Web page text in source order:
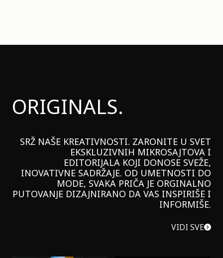
ORIGINALS.
SRŽ NAŠE KREATIVNOSTI. ZARONITE U SVET
EKSKLUZIVNIH MIKROSAJTOVA I
EDITORIJALA KOJI DONOSE SVEŽE,
INOVATIVNE SADRŽAJE. OD UMETNOSTI DO
MODE, SVAKA PRIČA JE ORGINALNO
PUTOVANJE DIZAJNIRANO DA VAS INSPIRIŠE I
INFORMIŠE.
VIDI SVE